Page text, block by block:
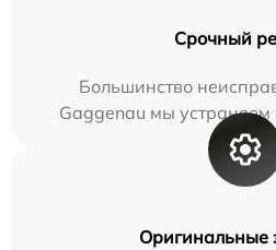
Срочный
Большинство
Gaggenau мы устраняем
Оригинальные